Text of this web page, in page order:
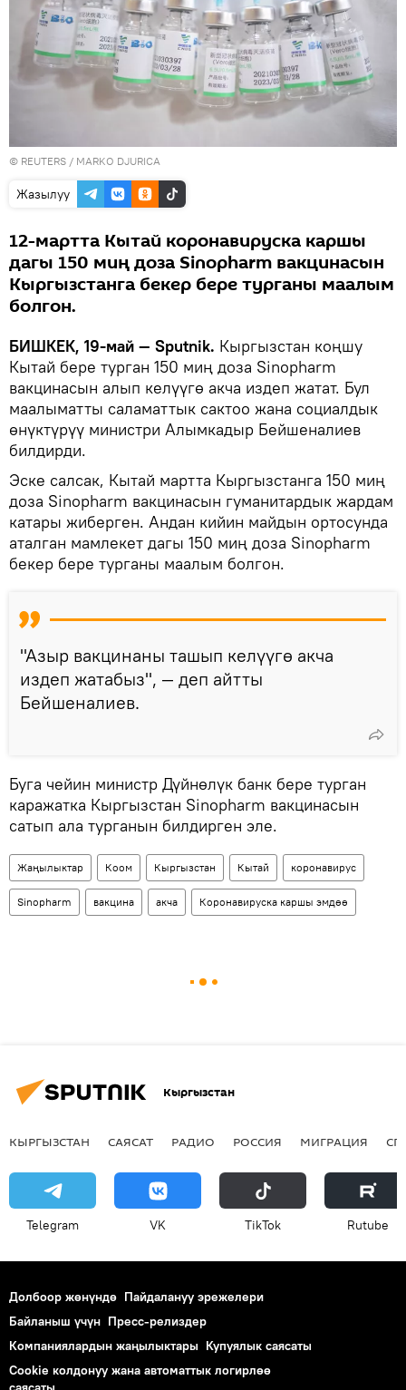
© REUTERS / MARKO DJURICA
Жазылуу
12-мартта Кытай коронавируска каршы
дагы 150 миң доза Sinopharm вакцинасын
Кыргызстанга бекер бере турганы маалым
болгон.
БИШКЕК, 19-май — Sputnik. Кыргызстан коңшу
Кытай бере турган 150 миң доза Sinopharm
вакцинасын алып келүүгө акча издеп жатат. Бул
маалыматты саламаттык сактоо жана социалдык
өнүктүрүү министри Алымкадыр Бейшеналиев
билдирди.
Эске салсак, Кытай мартта Кыргызстанга 150 миң
доза Sinopharm вакцинасын гуманитардык жардам
катары жиберген. Андан кийин майдын ортосунда
аталган мамлекет дагы 150 миң доза Sinopharm
бекер бере турганы маалым болгон.
"Азыр вакцинаны ташып келүүгө акча
издеп жатабыз", — деп айтты
Бейшеналиев.
Буга чейин министр Дүйнөлүк банк бере турган
каражатка Кыргызстан Sinopharm вакцинасын
сатып ала турганын билдирген эле.
Жаңылыктар Коом Кыргызстан Кытай коронавирус
Sinopharm вакцина акча Коронавируска каршы эмдөө
Кыргызстан
КЫРГЫЗСТАН САЯСАТ РАДИО РОССИЯ МИГРАЦИЯ
Telegram VK ТikТоk Rutube
Долбоор жөнүндө Пайдалануу эрежелери
Байланыш үчүн Пресс-релиздер
Компаниялардын жаңылыктары Купуялык саясаты
Cookie колдонуу жана автоматтык логирлөө